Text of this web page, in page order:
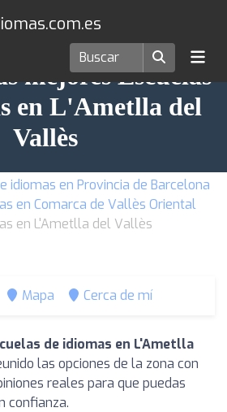
mejores Escuelas
en L'Ametlla del
Vallès
idiomas en Provincia de Barcelona
en Comarca de Vallès Oriental
en L'Ametlla del Vallès
Mapa Cerca de mí
de idiomas en L'Ametlla
las opciones de la zona con
reales para que puedas
confianza.